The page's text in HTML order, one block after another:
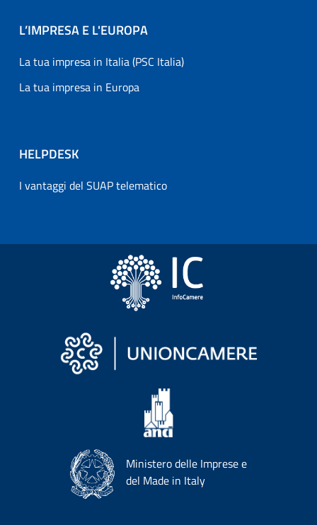
L’IMPRESA E L'EUROPA
La tua impresa in Italia (PSC Italia)
La tua impresa in Europa
HELPDESK
I vantaggi del SUAP telematico
Ministero delle Imprese e
del Made in Italy